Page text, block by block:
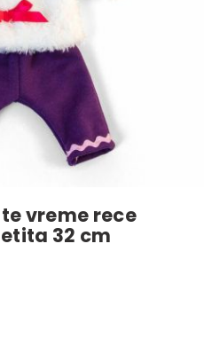
vreme rece
32 cm